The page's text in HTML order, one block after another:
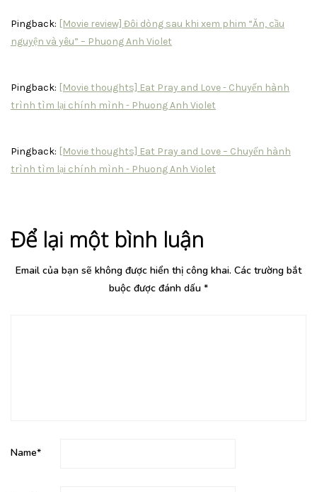
Pingback: [Movie review] Đôi dòng sau khi xem phim “Ăn, cầu
nguyện và yêu” – Phuong Anh Violet
Pingback: [Movie thoughts] Eat Pray and Love - Chuyến hành
trình tìm lại chính mình - Phuong Anh Violet
Pingback: [Movie thoughts] Eat Pray and Love – Chuyến hành
trình tìm lại chính mình - Phuong Anh Violet
Để lại một bình luận
Email của bạn sẽ không được hiển thị công khai. Các trường bắt
buộc được đánh dấu *
Name*